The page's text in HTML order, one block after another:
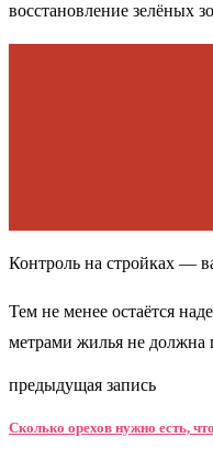
восстановление зелёных
Контроль на стройках —
Тем не менее остаётся
метрами жилья не должна
предыдущая запись
Сколько орехов нужно есть,